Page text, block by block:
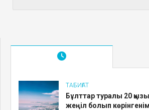
ТАБИҒАТ
Бұлттар туралы 20
жеңіл болып